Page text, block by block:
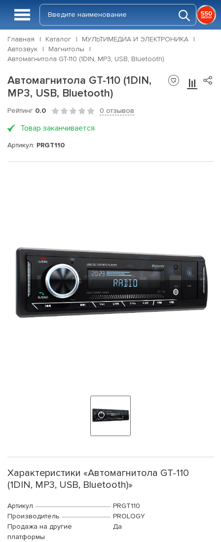
Главная Каталог
МУЛЬТИМЕДИА И ЭЛЕКТРОНИКА
Автозвук
Магнитолы
Автомагнитола GT-110 (1DIN, MP3, USB, Bluetooth)
Автомагнитола GT-110 (1DIN,
MP3, USB, Bluetooth)
Рейтинг 0.0 0 отзывов
Товар заканчивается
Артикул: PRGT110
Характеристики «Автомагнитола GT-110
(1DIN, MP3, USB, Bluetooth)»
Артикул
PRGT110
Производитель
PROLOGY
Продажа на другие
платформы
Да